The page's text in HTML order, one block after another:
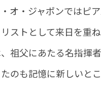
オ・ジャポンではピ
ストとして来日を重
祖父にあたる名指揮
のも記憶に新しいと